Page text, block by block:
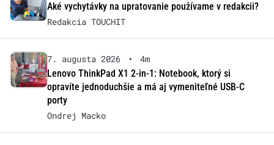
Aké vychytávky na upratovanie používame v redakcii?
Redakcia TOUCHIT
7. augusta 2026 •
4m
Lenovo ThinkPad X1 2-in-1: Notebook, ktorý si
opravíte jednoduchšie a má aj vymeniteľné USB-C
porty
Ondrej Macko